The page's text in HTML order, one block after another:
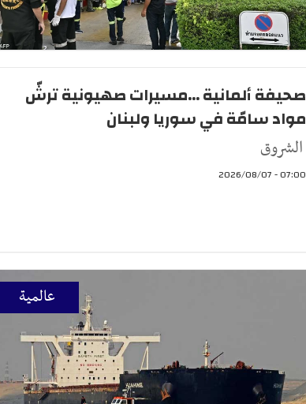
صحيفة ألمانية ...مسيرات صهيونية ترشّ
مواد سامّة في سوريا ولبنان
الشروق
07:00 - 2026/08/07
عالمية